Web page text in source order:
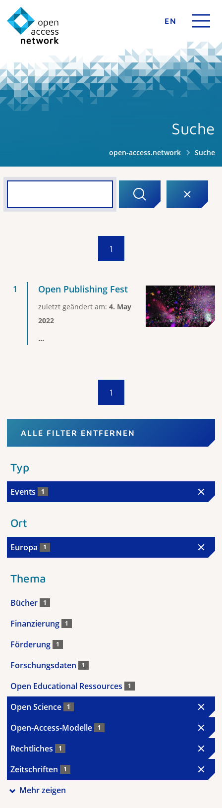
EN
Suche
open-access.network Suche
1
Open Publishing Fest
zuletzt geändert am: 4. May
2022
...
1
ALLE FILTER ENTFERNEN
Typ
Events 1
Ort
Europa 1
Thema
Bücher 1
Finanzierung 1
Förderung 1
Forschungsdaten 1
Open Educational Ressources 1
Open Science 1
Open-Access-Modelle 1
Rechtliches 1
Zeitschriften 1
Mehr zeigen